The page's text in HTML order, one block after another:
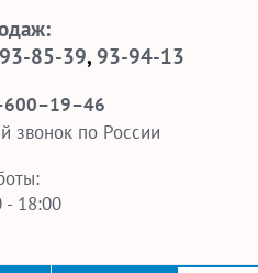
85-39, 93-94-13
звонок по России
- 18:00